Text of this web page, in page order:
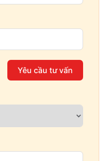
Yêu cầu tư vấn